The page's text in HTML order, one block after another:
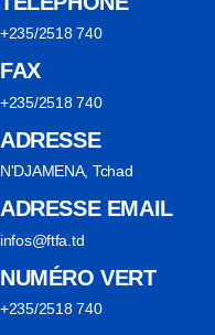
+235/2518 740
FAX
+235/2518 740
ADRESSE
N'DJAMENA, Tchad
ADRESSE EMAIL
infos@ftfa.td
NUMÉRO VERT
+235/2518 740